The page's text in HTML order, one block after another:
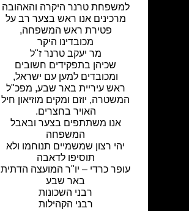
למשפחת טרנר היקרה והאהובה
מרכינים אנו ראש בצער רב על
פטירת ראש המשפחה,
מכובדינו היקר
מר יעקב טרנר ז"ל
שכיהן בתפקידים חשובים
ומכובדים למען עם ישראל,
ראש עיריית באר שבע, מפכ"ל
המשטרה, יוזם ומקים מוזיאון חיל
האויר בחצרים.
אנו משתתפים בצער ובאבל
המשפחה
יהי רצון שמשמיים תנוחמו ולא
תוסיפו לדאבה
עופר כרדי – יו"ר המועצה הדתית
באר שבע
רבני השכונות
רבני הקהילות